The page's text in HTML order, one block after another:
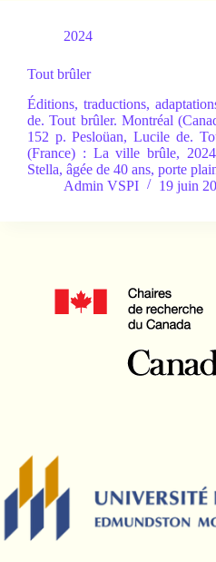
2024
Tout brûler
Éditions, traductions,
de. Tout brûler. Montréal
152 p. Pesloüan, Lucile de.
(France) : La ville brûle,
Stella, âgée de 40 ans, porte
Admin VSPI
19 juin